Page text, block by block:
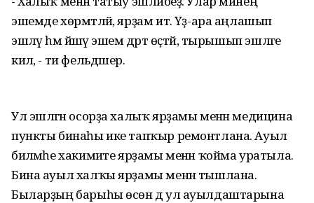
эшемде хөрмәтләй, ярҙам итә. Үҙ-ара аңлашып
эшләү һәм йәшәү эшемә дәрт өҫтәй, тырышып эшләге
килә, - ти фельдшер.
Ул эшләгән осорҙа халыҡ ярҙамы менән медицина
пункты бинаһы ике тапҡыр ремонтлана. Ауыл
биләмәһе хакимиәте ярҙамы менән ҡойма уратыла.
Бина ауыл халҡы ярҙамы менән тышлана.
Быларҙың барыһы өсөн дә ул ауылдаштарына